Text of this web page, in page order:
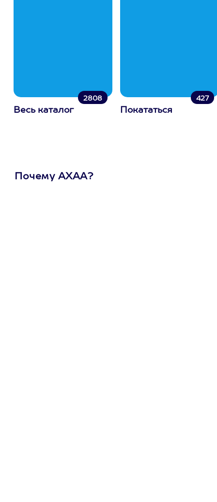
2808
Весь каталог
427
Покататься
Почему АХАА?